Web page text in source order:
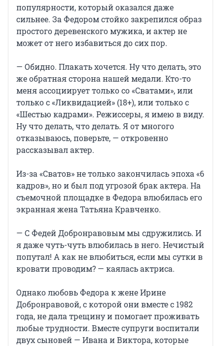
популярности, который оказался даже
сильнее. За Федором стойко закрепился образ
простого деревенского мужика, и актер не
может от него избавиться до сих пор.
— Обидно. Плакать хочется. Ну что делать, это
же обратная сторона нашей медали. Кто-то
меня ассоциирует только со «Сватами», или
только с «Ликвидацией» (18+), или только с
«Шестью кадрами». Режиссеры, я имею в виду.
Ну что делать, что делать. Я от многого
отказываюсь, поверьте, — откровенно
рассказывал актер.
Из-за «Сватов» не только закончилась эпоха «6
кадров», но и был под угрозой брак актера. На
съемочной площадке в Федора влюбилась его
экранная жена Татьяна Кравченко.
— С Федей Добронравовым мы сдружились. И
я даже чуть-чуть влюбилась в него. Нечистый
попутал! А как не влюбиться, если мы сутки в
кровати проводим? — каялась актриса.
Однако любовь Федора к жене Ирине
Добронравовой, с которой они вместе с 1982
года, не дала трещину и помогает проживать
любые трудности. Вместе супруги воспитали
двух сыновей — Ивана и Виктора, которые